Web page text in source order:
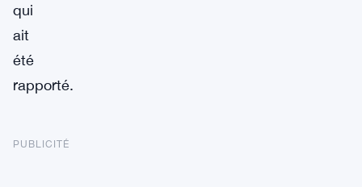
qui
ait
été
rapporté.
PUBLICITÉ